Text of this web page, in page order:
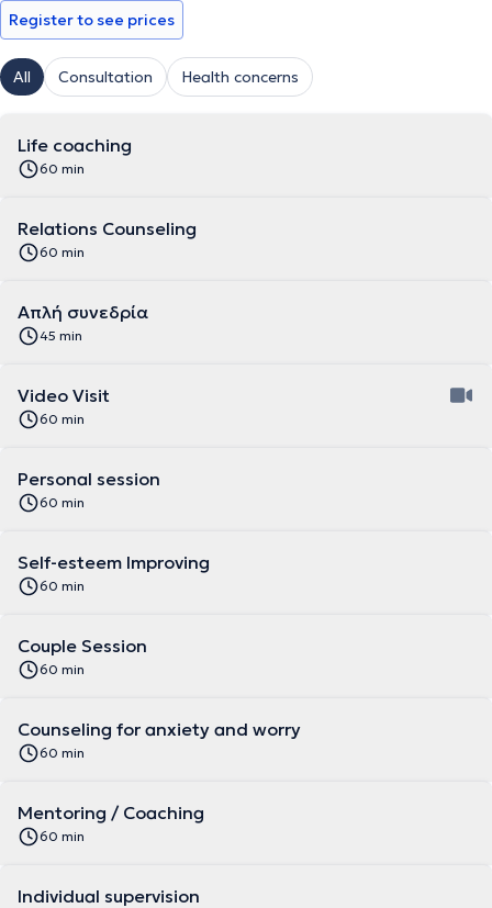
Register to see prices
All Consultation Health concerns
Life coaching
60 min
Relations Counseling
60 min
Απλή συνεδρία
45 min
Video Visit
60 min
Personal session
60 min
Self-esteem Improving
60 min
Couple Session
60 min
Counseling for anxiety and worry
60 min
Mentoring / Coaching
60 min
Individual supervision